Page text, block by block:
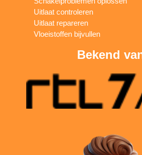
Uitlaat controleren
Uitlaat repareren
Vloeistoffen bijvullen
Bekend